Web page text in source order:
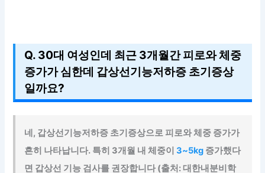
Q. 30대 여성인데 최근 3개월간 피로와 체중
증가가 심한데 갑상선기능저하증 초기증상
일까요?
네, 갑상선기능저하증 초기증상으로 피로와 체중 증가가
흔히 나타납니다. 특히 3개월 내 체중이3~5kg 증가했다
면 갑상선 기능 검사를 권장합니다 (출처: 대한내분비학